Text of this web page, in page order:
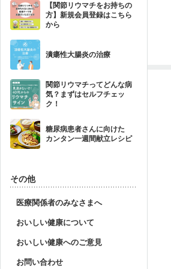
【関節リウマチをお持ちの
方】新規会員登録はこちら
から
潰瘍性大腸炎の治療
関節リウマチってどんな病
気？まずはセルフチェッ
ク！
糖尿病患者さんに向けた
カンタン一週間献立レシピ
その他
医療関係者のみなさまへ
おいしい健康について
おいしい健康へのご意見
お問い合わせ